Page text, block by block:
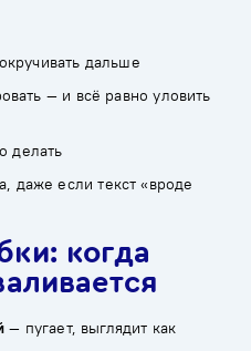
дальше
— и всё равно уловить
делать
даже если текст «вроде
когда
— пугает, выглядит как